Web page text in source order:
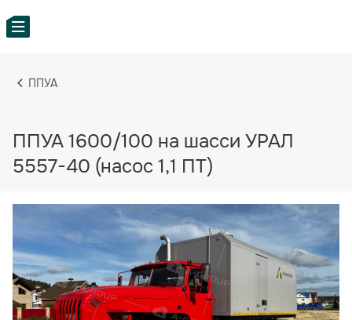
ППУА
ППУА 1600/100 на шасси УРАЛ
5557-40 (насос 1,1 ПТ)